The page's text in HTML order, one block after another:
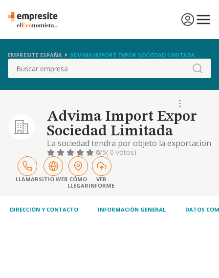
EMPRESITE ESPAÑA ADVIMA IMPORT EXPOR SOCIEDAD LIMITADA
Buscar
Advima Import Expor
Sociedad Limitada
La sociedad tendra por objeto la exportacion
e importacion de cualquier clase de producto
al por mayor y a cualquier parte del mundo.
las actividadesintegrantes del objeto social
podran ser desarrolladas, total o parcial
0/5( 0 votos)
LLAMARSITIO WEB CÓMO
LLEGAR
VER
INFORME
DIRECCIÓN Y CONTACTO INFORMACIÓN GENERAL DATOS